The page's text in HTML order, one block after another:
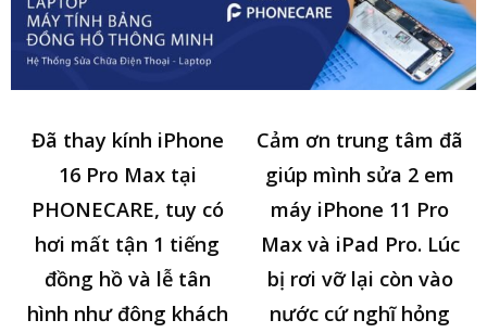
Đã thay kính iPhone
16 Pro Max tại
PHONECARE, tuy có
hơi mất tận 1 tiếng
đồng hồ và lễ tân
hình như đông khách
Cảm ơn trung tâm đã
giúp mình sửa 2 em
máy iPhone 11 Pro
Max và iPad Pro. Lúc
bị rơi vỡ lại còn vào
nước cứ nghĩ hỏng